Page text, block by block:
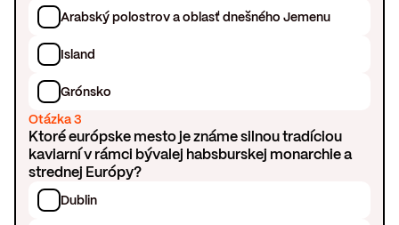
Arabský polostrov a oblasť dnešného Jemenu
Island
Grónsko
Otázka 3
Ktoré európske mesto je známe silnou tradíciou
kaviarní v rámci bývalej habsburskej monarchie a
strednej Európy?
Dublin